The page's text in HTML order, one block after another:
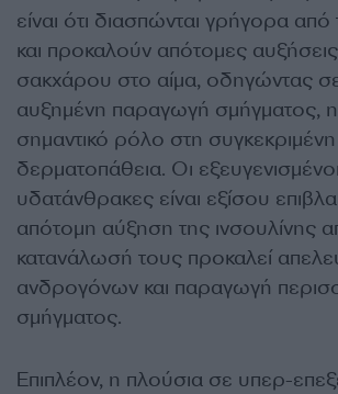
είναι ότι διασπώνται γρήγορα
και προκαλούν απότομες
σακχάρου στο αίμα, οδηγώντας
αυξημένη παραγωγή σμήγματος, η
σημαντικό ρόλο στη συγκεκριμένη
δερματοπάθεια. Οι εξευγενισμένοι
υδατάνθρακες είναι εξίσου
απότομη αύξηση της ινσουλίνης
κατανάλωσή τους προκαλεί
ανδρογόνων και παραγωγή
σμήγματος.
Επιπλέον, η πλούσια σε υπερ-